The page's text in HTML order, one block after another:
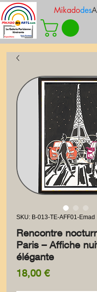
Mikadodes
SKU: B-013-TE-AFF01-Emad
Rencontre
Paris – Affiche
élégante
18,00 €Prezzo